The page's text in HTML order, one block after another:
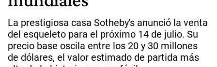
La prestigiosa casa Sotheby's anunció la venta
del esqueleto para el próximo 14 de julio. Su
precio base oscila entre los 20 y 30 millones
de dólares, el valor estimado de partida más